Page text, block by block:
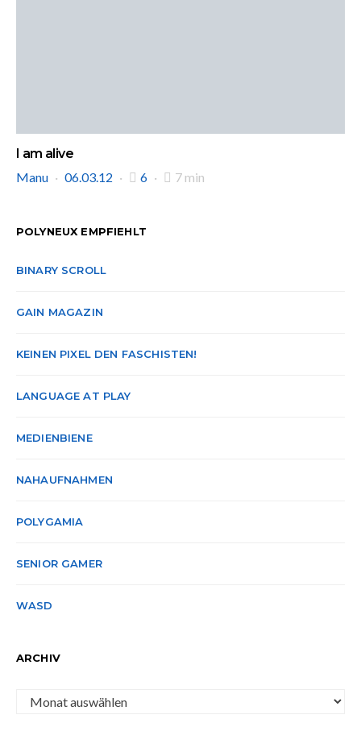
I am alive
Manu
06.03.12 6 7 min
POLYNEUX EMPFIEHLT
BINARY SCROLL
GAIN MAGAZIN
KEINEN PIXEL DEN FASCHISTEN!
LANGUAGE AT PLAY
MEDIENBIENE
NAHAUFNAHMEN
POLYGAMIA
SENIOR GAMER
WASD
ARCHIV
Archiv